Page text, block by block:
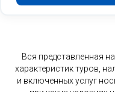
Вся представленная
характеристик туров,
и включенных услуг